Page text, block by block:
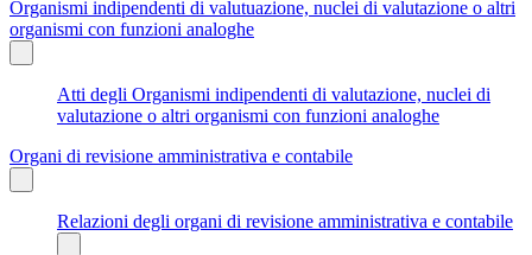
Organismi indipendenti di valutuazione, nuclei di valutazione o altri
organismi con funzioni analoghe
Atti degli Organismi indipendenti di valutazione, nuclei di
valutazione o altri organismi con funzioni analoghe
Organi di revisione amministrativa e contabile
Relazioni degli organi di revisione amministrativa e contabile